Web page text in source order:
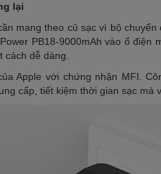
lại
mang theo củ sạc vì bộ
PB18-9000mAh vào ổ điện
cách dễ dàng.
Apple với chứng nhận MFI.
cấp, tiết kiệm thời gian sạc mà